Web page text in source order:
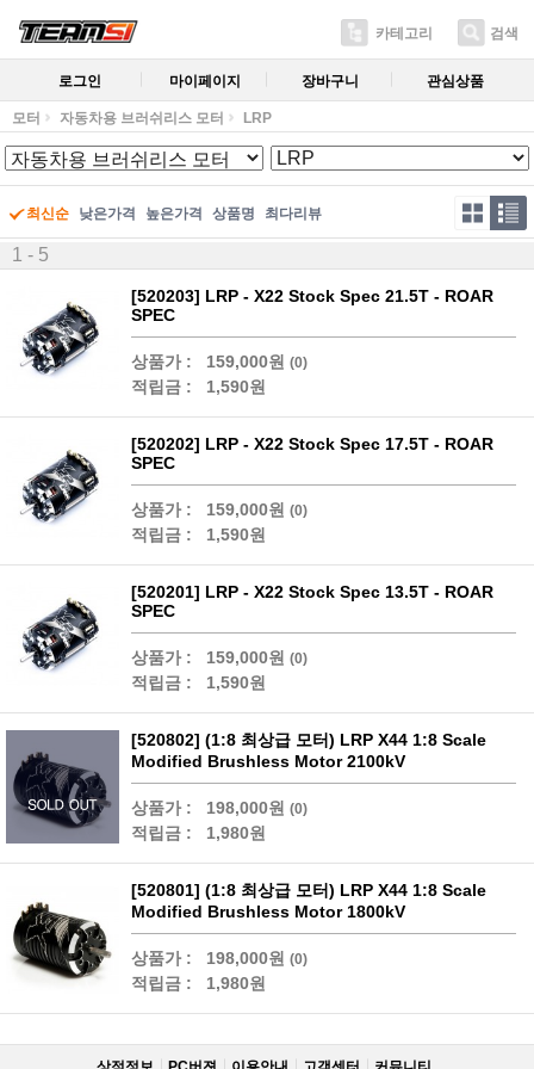
카테고리 검색
로그인 마이페이지 장바구니 관심상품
모터 자동차용 브러쉬리스 모터 LRP
최신순 낮은가격 높은가격 상품명 최다리뷰
1 - 5
[520203] LRP - X22 Stock Spec 21.5T - ROAR
SPEC
상품가 : 159,000원 (0)
적립금 : 1,590원
[520202] LRP - X22 Stock Spec 17.5T - ROAR
SPEC
상품가 : 159,000원 (0)
적립금 : 1,590원
[520201] LRP - X22 Stock Spec 13.5T - ROAR
SPEC
상품가 : 159,000원 (0)
적립금 : 1,590원
[520802] (1:8 최상급 모터) LRP X44 1:8 Scale
Modified Brushless Motor 2100kV
상품가 : 198,000원 (0)
적립금 : 1,980원
[520801] (1:8 최상급 모터) LRP X44 1:8 Scale
Modified Brushless Motor 1800kV
상품가 : 198,000원 (0)
적립금 : 1,980원